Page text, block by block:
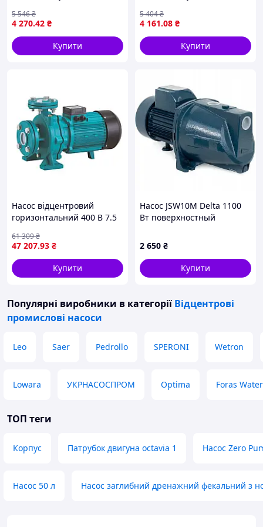
хв AQUATICA JSWa10M
(775083)
4 270.42 ₴
5 546₴
Купити
хв неірж LEO EKJ-802S
(775312)
4 161.08 ₴
5 404₴
Купити
Насос відцентровий
горизонтальний 400 В 7.5
хв LEO 3.0 XST32-250/75
(7715593)
47 207.93 ₴
61 309₴
Купити
Насос JSW10М Delta 1100
Вт поверхностный
самовсасывающий, полив
перекачка орошение
2 650 ₴
Купити
Популярні виробники в категорії Відцентрові
промислові насоси
Leo Saer Pedrollo SPERONI Wetron
Lowara УКРНАСОСПРОМ Optima Foras
ТОП теги
Корпус Патрубок двигуна octavia 1 Насос Zero
Насос 50 л Насос заглибний дренажний фекальний з